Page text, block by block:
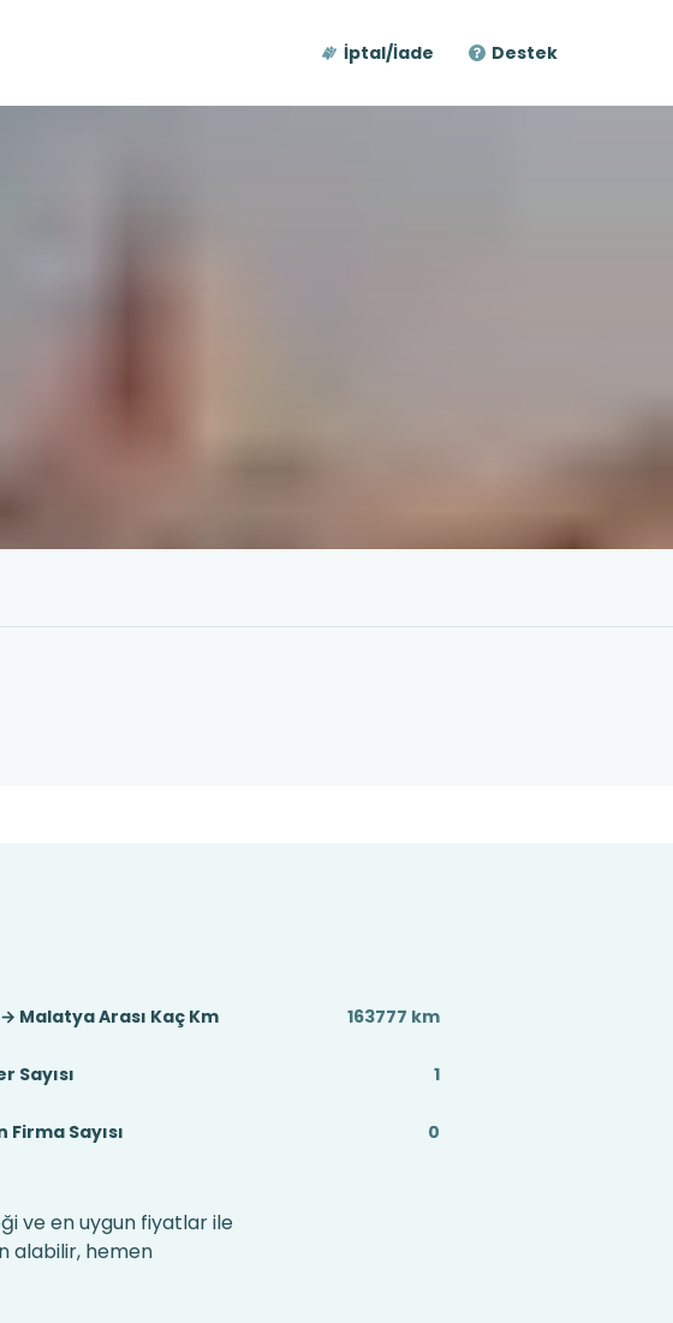
İptal/İade Destek
Malatya Arası Kaç Km 163777 km
Sayısı 1
Sayısı 0
ve en uygun fiyatlar ile
alabilir, hemen